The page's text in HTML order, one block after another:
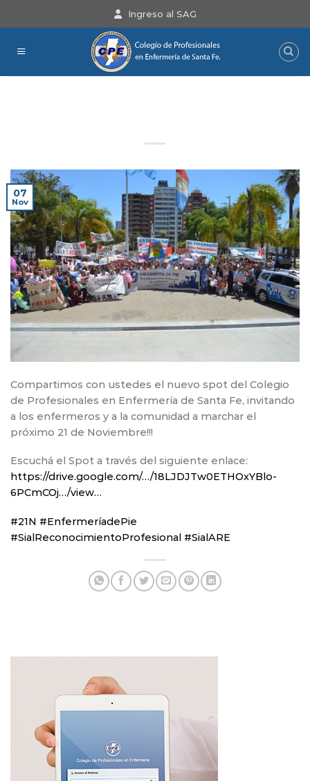
Ingreso al SAG
07
Nov
Compartimos con ustedes el nuevo spot del Colegio
de Profesionales en Enfermería de Santa Fe, invitando
a los enfermeros y a la comunidad a marchar el
próximo 21 de Noviembre!!!
Escuchá el Spot a través del siguiente enlace:
https://drive.google.com/…/18LJDJTw0ETHOxYBlo-
6PCmCOj…/view…
#21N #EnfermeríadePie
#SialReconocimientoProfesional #SialARE